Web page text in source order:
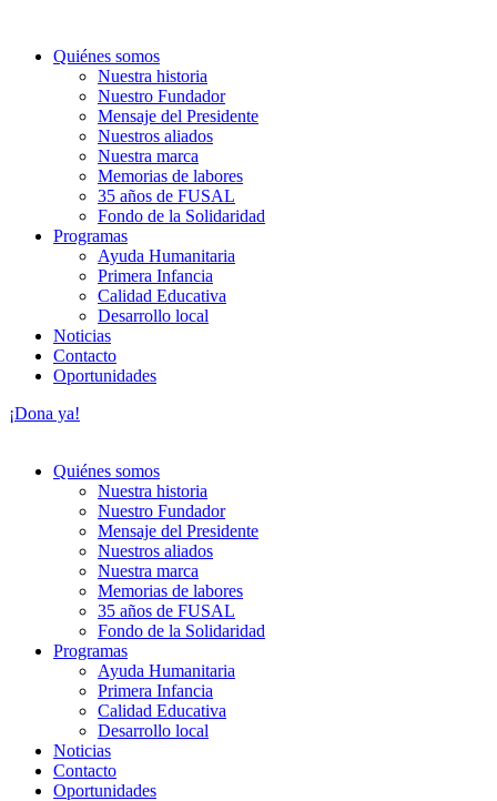
Quiénes somos
Nuestra historia
Nuestro Fundador
Mensaje del Presidente
Nuestros aliados
Nuestra marca
Memorias de labores
35 años de FUSAL
Fondo de la Solidaridad
Programas
Ayuda Humanitaria
Primera Infancia
Calidad Educativa
Desarrollo local
Noticias
Contacto
Oportunidades
¡Dona ya!
Quiénes somos
Nuestra historia
Nuestro Fundador
Mensaje del Presidente
Nuestros aliados
Nuestra marca
Memorias de labores
35 años de FUSAL
Fondo de la Solidaridad
Programas
Ayuda Humanitaria
Primera Infancia
Calidad Educativa
Desarrollo local
Noticias
Contacto
Oportunidades